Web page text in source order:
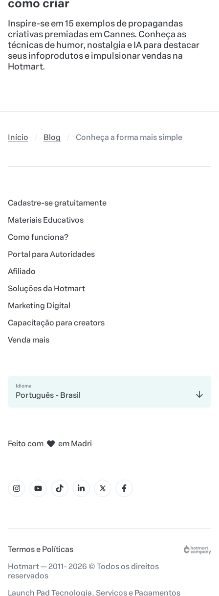
como criar
Inspire-se em 15 exemplos de propagandas
criativas premiadas em Cannes. Conheça as
técnicas de humor, nostalgia e IA para destacar
seus infoprodutos e impulsionar vendas na
Hotmart.
Início Blog Conheça a forma mais simples de
Cadastre-se gratuitamente
Materiais Educativos
Como funciona?
Portal para Autoridades
Afiliado
Soluções da Hotmart
Marketing Digital
Capacitação para creators
Venda mais
Idioma
Português - Brasil
Feito com
Termos e Políticas
Hotmart — 2011- 2026 © Todos os direitos
reservados
Launch Pad Tecnologia, Serviços e Pagamentos